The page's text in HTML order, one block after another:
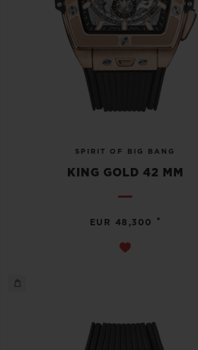
SPIRIT OF BIG BANG
KING GOLD 42 MM
EUR 48,300 •